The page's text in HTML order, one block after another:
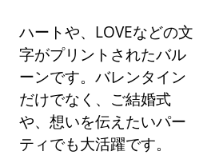
ハートや、LOVEなどの文
字がプリントされたバル
ーンです。バレンタイン
だけでなく、ご結婚式
や、想いを伝えたいパー
ティでも大活躍です。